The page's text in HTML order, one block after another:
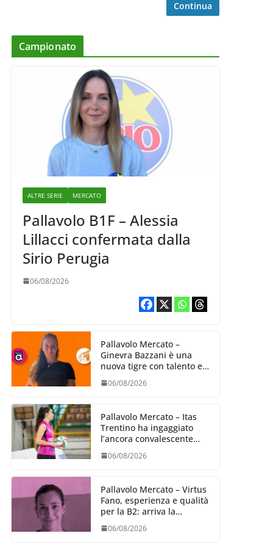
Continua
Campionato
ALTRE SERIE MERCATO
Pallavolo B1F – Alessia
Lillacci confermata dalla
Sirio Perugia
06/08/2026
Pallavolo Mercato –
Ginevra Bazzani è una
nuova tigre con talento ed
entusiasmo
06/08/2026
Pallavolo Mercato – Itas
Trentino ha ingaggiato
l’ancora convalescente
Alexandra Ravarini
06/08/2026
Pallavolo Mercato – Virtus
Fano, esperienza e qualità
per la B2: arriva la
schiacciatrice fermana
Alessia Castellucci
06/08/2026